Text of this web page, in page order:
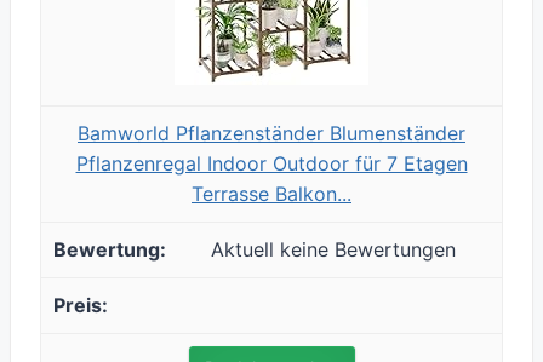
Bamworld Pflanzenständer Blumenständer
Pflanzenregal Indoor Outdoor für 7 Etagen
Terrasse Balkon...
Aktuell keine Bewertungen